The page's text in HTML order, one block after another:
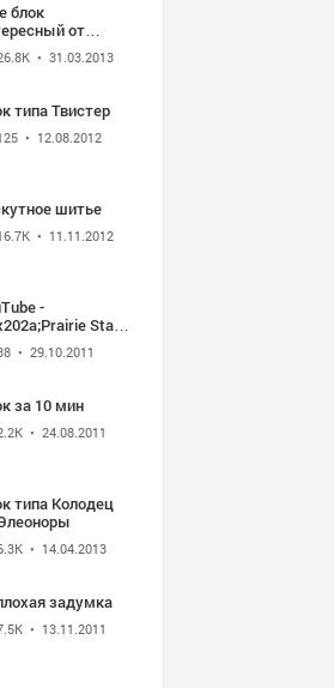
блок
от
• 31.03.2013
типа Твистер
• 12.08.2012
шитье
• 11.11.2012
-
Star
finishing
• 29.10.2011
за 10 мин
• 24.08.2011
типа Колодец
• 14.04.2013
задумка
• 13.11.2011